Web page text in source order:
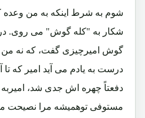
شوم به شرط اینکه به من وعده
شکار به "کله گوش" می روی.
گوش امیرچیزی گفت، که نه من
درست به یادم می آید امیر که
دفعتاً چهره اش جدی شد،
مستوفی توهمیشه مرا نصیحت